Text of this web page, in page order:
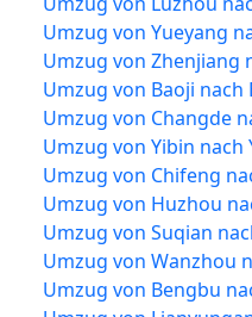
Umzug von Yueyang
Umzug von Zhenjiang
Umzug von Baoji nach
Umzug von Changde
Umzug von Yibin nach
Umzug von Chifeng
Umzug von Huzhou
Umzug von Suqian
Umzug von Wanzhou
Umzug von Bengbu